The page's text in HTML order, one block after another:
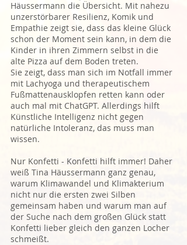
Häussermann die Übersicht. Mit nahezu
unzerstörbarer Resilienz, Komik und
Empathie zeigt sie, dass das kleine Glück
schon der Moment sein kann, in dem die
Kinder in ihren Zimmern selbst in die
alte Pizza auf dem Boden treten.
Sie zeigt, dass man sich im Notfall immer
mit Lachyoga und therapeutischem
Fußmattenausklopfen retten kann oder
auch mal mit ChatGPT. Allerdings hilft
Künstliche Intelligenz nicht gegen
natürliche Intoleranz, das muss man
wissen.
Nur Konfetti - Konfetti hilft immer! Daher
weiß Tina Häussermann ganz genau,
warum Klimawandel und Klimakterium
nicht nur die ersten zwei Silben
gemeinsam haben und warum man auf
der Suche nach dem großen Glück statt
Konfetti lieber gleich den ganzen Locher
schmeißt.